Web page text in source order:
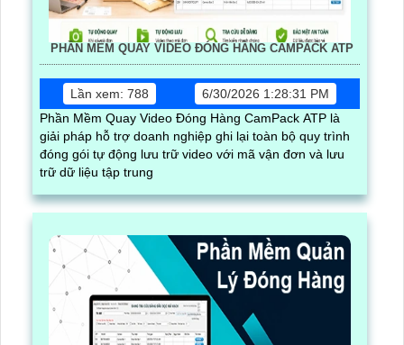
PHẦN MỀM QUAY VIDEO ĐÓNG HÀNG CAMPACK ATP
Lần xem: 788
6/30/2026 1:28:31 PM
Phần Mềm Quay Video Đóng Hàng CamPack ATP là
giải pháp hỗ trợ doanh nghiệp ghi lại toàn bộ quy trình
đóng gói tự động lưu trữ video với mã vận đơn và lưu
trữ dữ liệu tập trung